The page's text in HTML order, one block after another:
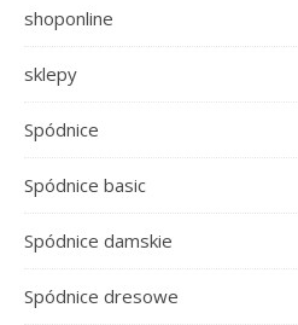
shoponline
sklepy
Spódnice
Spódnice basic
Spódnice damskie
Spódnice dresowe